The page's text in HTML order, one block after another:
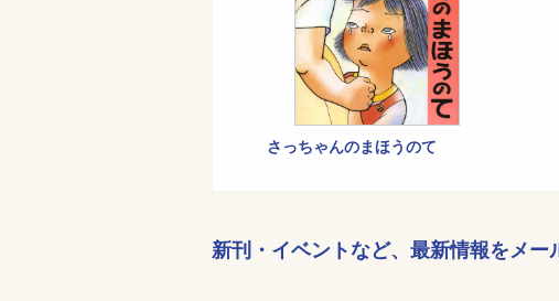
さっちゃんのまほうのて
新刊・イベントなど、 最新情報をメー